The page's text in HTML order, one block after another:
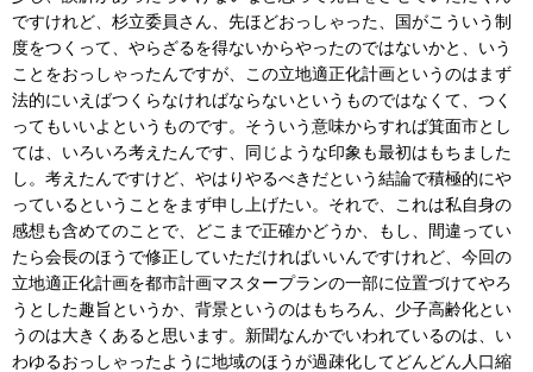
ですけれど、杉立委員さん、先ほどおっしゃった、国がこういう制
度をつくって、やらざるを得ないからやったのではないかと、いう
ことをおっしゃったんですが、この立地適正化計画というのはまず
法的にいえばつくらなければならないというものではなくて、つく
ってもいいよというものです。そういう意味からすれば箕面市とし
ては、いろいろ考えたんです、同じような印象も最初はもちました
し。考えたんですけど、やはりやるべきだという結論で積極的にや
っているということをまず申し上げたい。それで、これは私自身の
感想も含めてのことで、どこまで正確かどうか、もし、間違ってい
たら会長のほうで修正していただければいいんですけれど、今回の
立地適正化計画を都市計画マスタープランの一部に位置づけてやろ
うとした趣旨というか、背景というのはもちろん、少子高齢化とい
うのは大きくあると思います。新聞なんかでいわれているのは、い
わゆるおっしゃったように地域のほうが過疎化してどんどん人口縮